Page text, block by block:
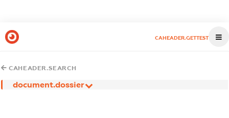
CAHEADER.GETTEST
CAHEADER.SEARCH
document.dossier